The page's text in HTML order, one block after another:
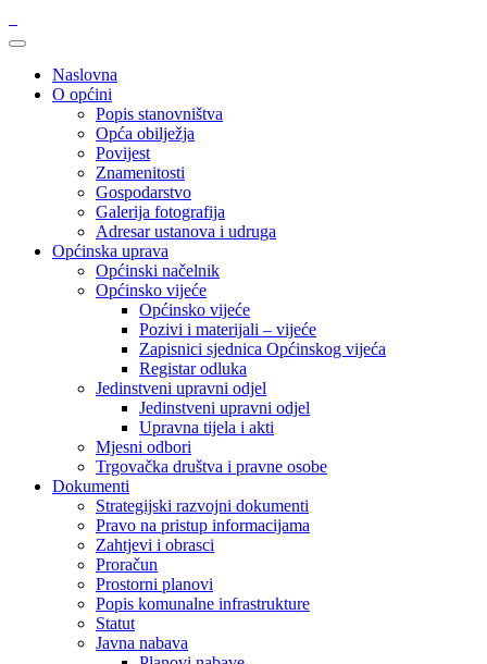
Naslovna
O općini
Popis stanovništva
Opća obilježja
Povijest
Znamenitosti
Gospodarstvo
Galerija fotografija
Adresar ustanova i udruga
Općinska uprava
Općinski načelnik
Općinsko vijeće
Općinsko vijeće
Pozivi i materijali – vijeće
Zapisnici sjednica Općinskog vijeća
Registar odluka
Jedinstveni upravni odjel
Jedinstveni upravni odjel
Upravna tijela i akti
Mjesni odbori
Trgovačka društva i pravne osobe
Dokumenti
Strategijski razvojni dokumenti
Pravo na pristup informacijama
Zahtjevi i obrasci
Proračun
Prostorni planovi
Popis komunalne infrastrukture
Statut
Javna nabava